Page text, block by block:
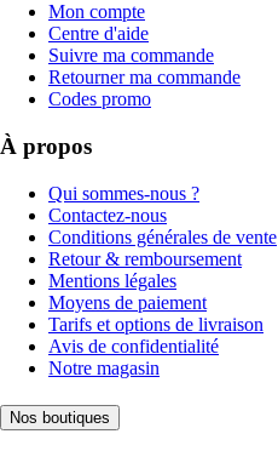
Mon compte
Centre d'aide
Suivre ma commande
Retourner ma commande
Codes promo
À propos
Qui sommes-nous ?
Contactez-nous
Conditions générales de vente
Retour & remboursement
Mentions légales
Moyens de paiement
Tarifs et options de livraison
Avis de confidentialité
Notre magasin
Nos boutiques